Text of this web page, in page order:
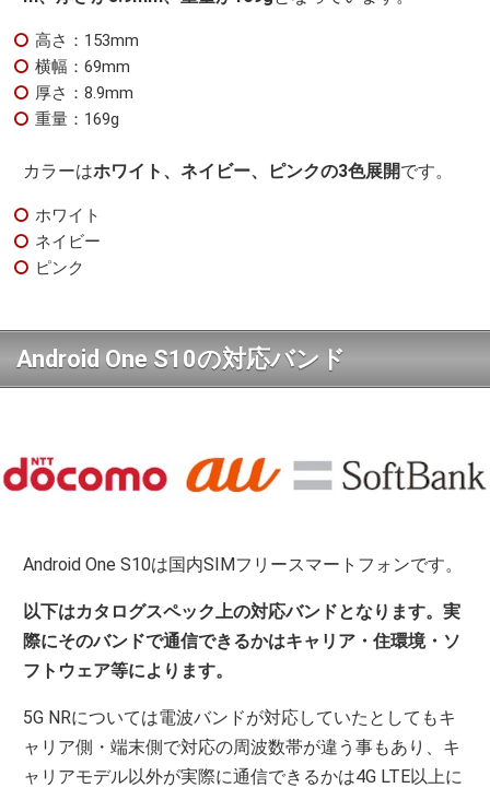
高さ：153mm
横幅：69mm
厚さ：8.9mm
重量：169g
カラーはホワイト、ネイビー、ピンクの3色展開です。
ホワイト
ネイビー
ピンク
Android One S10の対応バンド
Android One S10は国内SIMフリースマートフォンです。
以下はカタログスペック上の対応バンドとなります。実
際にそのバンドで通信できるかはキャリア・住環境・ソ
フトウェア等によります。
5G NRについては電波バンドが対応していたとしてもキ
ャリア側・端末側で対応の周波数帯が違う事もあり、キ
ャリアモデル以外が実際に通信できるかは4G LTE以上に